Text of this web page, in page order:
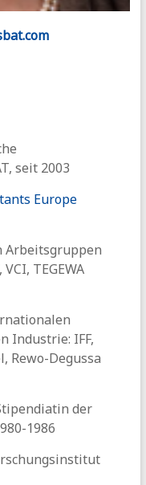
seit 2003
Europe
Arbeitsgruppen
TEGEWA
Industrie: IFF,
Rewo-Degussa
der
1986